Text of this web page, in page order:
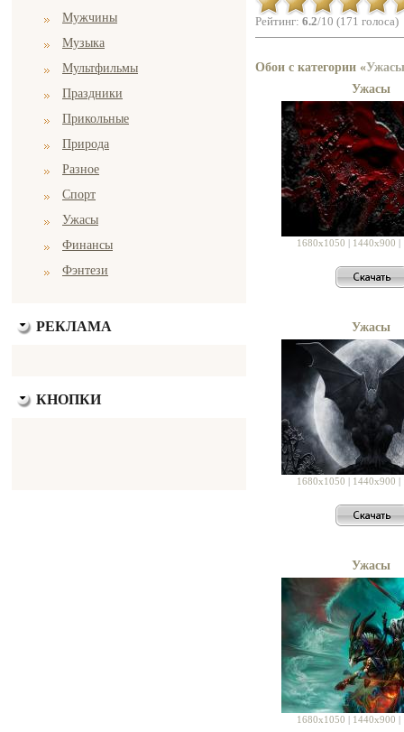
Мужчины
Музыка
Мультфильмы
Праздники
Прикольные
Природа
Разное
Спорт
Ужасы
Финансы
Фэнтези
РЕКЛАМА
КНОПКИ
Рейтинг: 6.2/10 (171 голоса)
Обои с категории «Ужасы
Ужасы
1680x1050 | 1440x900 |
Ужасы
1680x1050 | 1440x900 |
Ужасы
1680x1050 | 1440x900 |